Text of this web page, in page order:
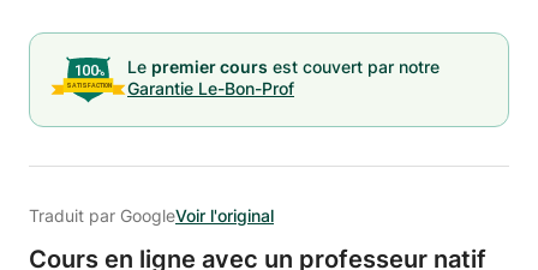
Le premier cours est couvert par notre
Garantie Le-Bon-Prof
Traduit par GoogleVoir l'original
Cours en ligne avec un professeur natif